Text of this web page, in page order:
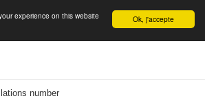
English Ok, j'accepte
experience on this website
number